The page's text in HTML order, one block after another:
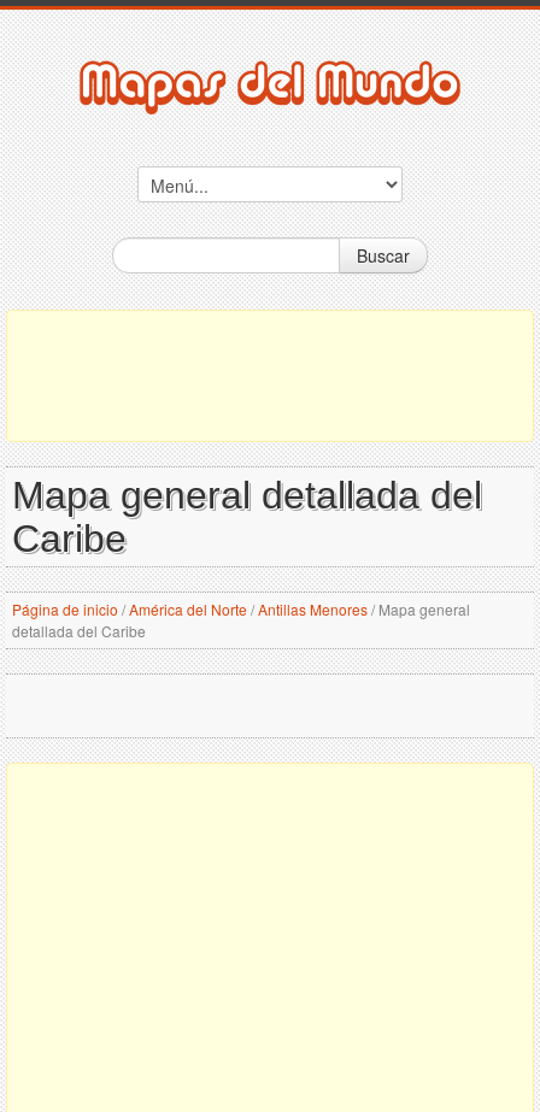
Buscar
Mapa general detallada del
Caribe
Página de inicio /América del Norte/Antillas Menores/Mapa general
detallada del Caribe